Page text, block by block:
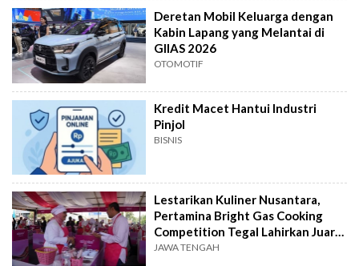
Deretan Mobil Keluarga dengan
Kabin Lapang yang Melantai di
GIIAS 2026
OTOMOTIF
Kredit Macet Hantui Industri
Pinjol
BISNIS
Lestarikan Kuliner Nusantara,
Pertamina Bright Gas Cooking
Competition Tegal Lahirkan Juara
Baru
JAWA TENGAH